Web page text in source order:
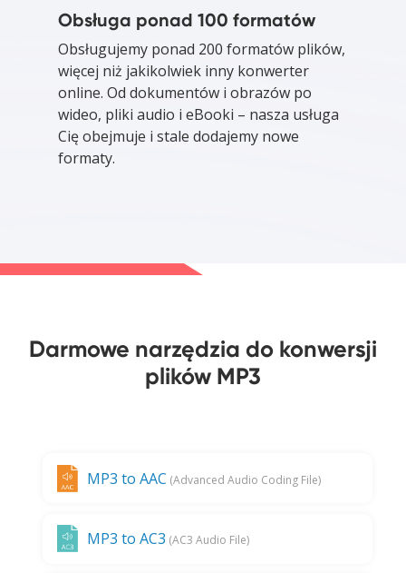
Obsługa ponad 100 formatów
Obsługujemy ponad 200 formatów plików,
więcej niż jakikolwiek inny konwerter
online. Od dokumentów i obrazów po
wideo, pliki audio i eBooki – nasza usługa
Cię obejmuje i stale dodajemy nowe
formaty.
Darmowe narzędzia do konwersji
plików MP3
MP3 to AAC (Advanced Audio Coding File)
MP3 to AC3 (AC3 Audio File)